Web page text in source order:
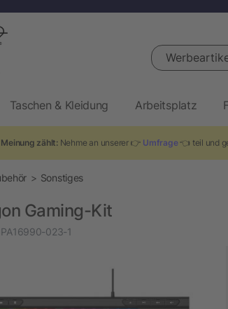
Werbeartikel
Taschen & Kleidung Arbeitsplatz
Meinung zählt:Nehme an unserer 👉 Umfrage👈 teil und
Sonstiges
Gaming-Kit
023-1